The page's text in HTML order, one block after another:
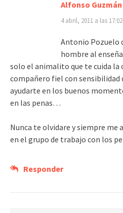
Alfonso Guzmán
4 abril, 2011 a las 17:02
Antonio Pozuelo
hombre al
solo el animalito que te cuida la
compañero fiel con sensibilidad
ayudarte en los buenos
en las penas…
Nunca te olvidare y siempre me
en el grupo de trabajo con los
Responder